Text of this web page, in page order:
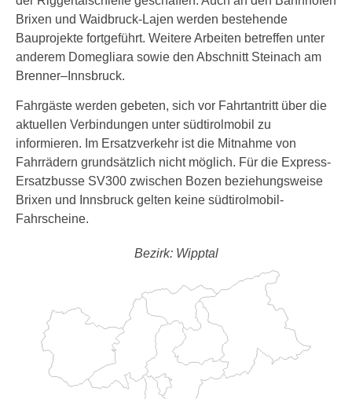
Brixen und Waidbruck-Lajen werden bestehende
Bauprojekte fortgeführt. Weitere Arbeiten betreffen unter
anderem Domegliara sowie den Abschnitt Steinach am
Brenner–Innsbruck.
Fahrgäste werden gebeten, sich vor Fahrtantritt über die
aktuellen Verbindungen unter südtirolmobil zu
informieren. Im Ersatzverkehr ist die Mitnahme von
Fahrrädern grundsätzlich nicht möglich. Für die Express-
Ersatzbusse SV300 zwischen Bozen beziehungsweise
Brixen und Innsbruck gelten keine südtirolmobil-
Fahrscheine.
Bezirk: Wipptal